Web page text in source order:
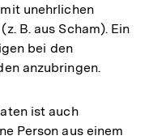
unehrlichen
B. aus Scham). Ein
bei den
anzubringen.
ist auch
Person aus einem